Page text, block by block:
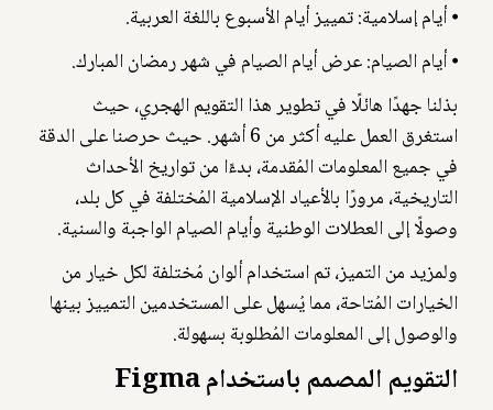
⦁ أيام إسلامية: تمييز أيام الأسبوع باللغة العربية.
⦁ أيام الصيام: عرض أيام الصيام في شهر رمضان المبارك.
بذلنا جهدًا هائلًا في تطوير هذا التقويم الهجري، حيث
استغرق العمل عليه أكثر من 6 أشهر. حيث حرصنا على الدقة
في جميع المعلومات المُقدمة، بدءًا من تواريخ الأحداث
التاريخية، مرورًا بالأعياد الإسلامية المُختلفة في كل بلد،
وصولًا إلى العطلات الوطنية وأيام الصيام الواجبة والسنية.
ولمزيد من التميز، تم استخدام ألوان مُختلفة لكل خيار من
الخيارات المُتاحة، مما يُسهل على المستخدمين التمييز بينها
والوصول إلى المعلومات المُطلوبة بسهولة.
التقويم المصمم باستخدام Figma